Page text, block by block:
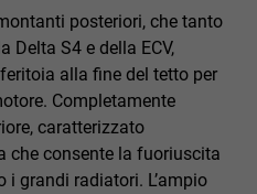
posteriori, che tanto
Delta S4 e della ECV,
alla fine del tetto per
Completamente
caratterizzato
che consente la fuoriuscita
i grandi radiatori. L’ampio